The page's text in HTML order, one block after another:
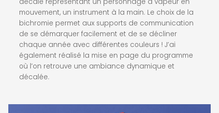
mouvement, un instrument à la main. Le choix de la
bichromie permet aux supports de communication
de se démarquer facilement et de se décliner
chaque année avec différentes couleurs ! J’ai
également réalisé la mise en page du programme
où l’on retrouve une ambiance dynamique et
décalée.